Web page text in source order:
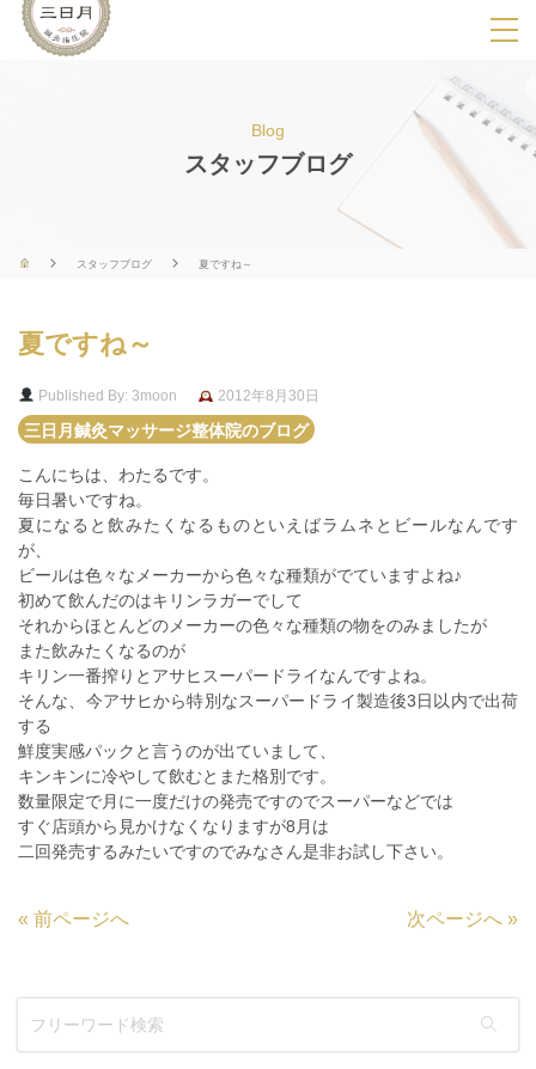
SPメニ
ー
展
用
ボ
Blog
スタッフブログ
スタッフブログ 夏ですね～
夏ですね～
Published By: 3moon
2012年8月30日
三日月鍼灸マッサージ整体院のブログ
こんにちは、わたるです。
毎日暑いですね。
夏になると飲みたくなるものといえばラムネとビールなんです
が、
ビールは色々なメーカーから色々な種類がでていますよね♪
初めて飲んだのはキリンラガーでして
それからほとんどのメーカーの色々な種類の物をのみましたが
また飲みたくなるのが
キリン一番搾りとアサヒスーパードライなんですよね。
そんな、今アサヒから特別なスーパードライ製造後3日以内で出荷
する
鮮度実感パックと言うのが出ていまして、
キンキンに冷やして飲むとまた格別です。
数量限定で月に一度だけの発売ですのでスーパーなどでは
すぐ店頭から見かけなくなりますが8月は
二回発売するみたいですのでみなさん是非お試し下さい。
« 前ページへ 次ページへ »